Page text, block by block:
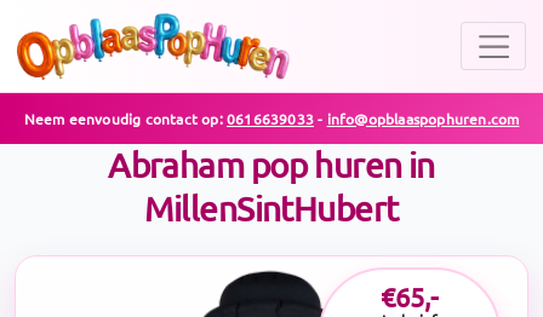
Neem eenvoudig contact op:0616639033- info@opblaaspophuren.com
Abraham pop huren in
MillenSintHubert
€65,-